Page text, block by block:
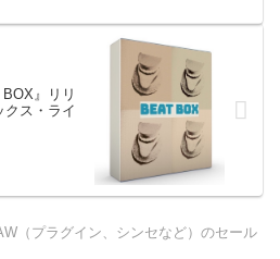
』リリ
クス・ライ
（プラグイン、シンセなど）のセール